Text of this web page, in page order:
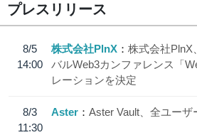
プレスリリース
8/5
14:00
株式会社PlnX
株式会社PlnX
バルWeb3カンファレンス「
レーションを決定
8/3
11:30
Aster Aster Vault、全ユー